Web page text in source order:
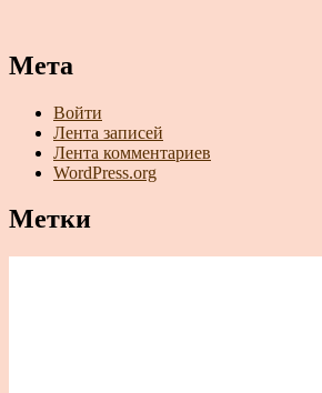
Мета
Войти
Лента записей
Лента комментариев
WordPress.org
Метки